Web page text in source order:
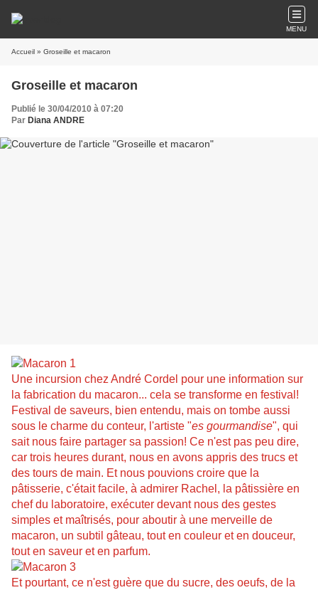
MENU
Accueil » Groseille et macaron
Groseille et macaron
Publié le 30/04/2010 à 07:20
Par Diana ANDRE
Une incursion chez André Cordel pour une information sur
la fabrication du macaron... cela se transforme en festival!
Festival de saveurs, bien entendu, mais on tombe aussi
sous le charme du conteur, l'artiste "es gourmandise", qui
sait nous faire partager sa passion! Ce n'est pas peu dire,
car trois heures durant, nous en avons appris des trucs et
des tours de main. Et nous pouvions croire que la
pâtisserie, c'était facile, à admirer Rachel, la pâtissière en
chef du laboratoire, exécuter devant nous des gestes
simples et maîtrisés, pour aboutir à une merveille de
macaron, un subtil gâteau, tout en couleur et en douceur,
tout en saveur et en parfum.
Et pourtant, ce n'est guère que du sucre, des oeufs, de la